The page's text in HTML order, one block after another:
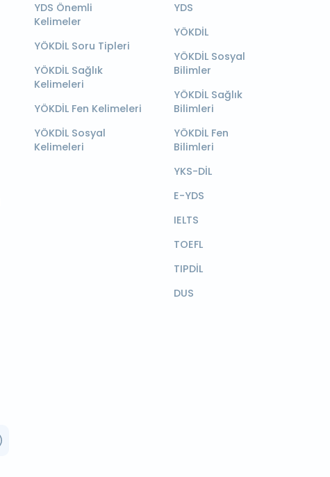
YDS Önemli
Kelimeler
YÖKDİL Soru Tipleri
YÖKDİL Sağlık
Kelimeleri
YÖKDİL Fen Kelimeleri
YÖKDİL Sosyal
Kelimeleri
YDS
YÖKDİL
YÖKDİL Sosyal
Bilimler
YÖKDİL Sağlık
Bilimleri
YÖKDİL Fen
Bilimleri
YKS-DİL
E-YDS
IELTS
TOEFL
TIPDİL
DUS